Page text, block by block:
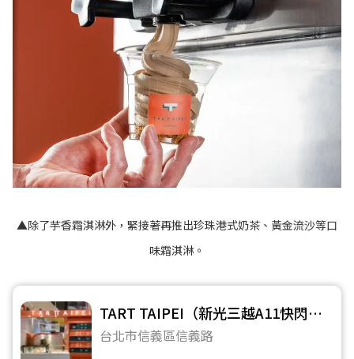
▲除了芋香霜淇淋外，緊接著再推出珍珠港式奶茶、黃金流沙等口
味霜淇淋。
TART TAIPEI（新光三越A11快閃
店）
台北市信義區信義路